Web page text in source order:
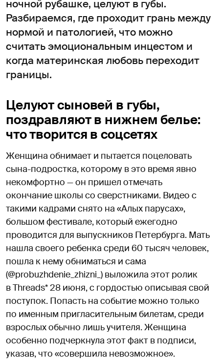
ночной рубашке, целуют в губы.
Разбираемся, где проходит грань между
нормой и патологией, что можно
считать эмоциональным инцестом и
когда материнская любовь переходит
границы.
Целуют сыновей в губы,
поздравляют в нижнем белье:
что творится в соцсетях
Женщина обнимает и пытается поцеловать
сына-подростка, которому в это время явно
некомфортно — он пришел отмечать
окончание школы со сверстниками. Видео с
такими кадрами снято на «Алых парусах»,
большом фестивале, который ежегодно
проводится для выпускников Петербурга. Мать
нашла своего ребенка среди 60 тысяч человек,
пошла к нему обниматься и сама
(@probuzhdenie_zhizni_) выложила этот ролик
в Threads* 28 июня, с гордостью описывая свой
поступок. Попасть на событие можно только
по именным пригласительным билетам, среди
взрослых обычно лишь учителя. Женщина
особенно подчеркнула этот факт в подписи,
указав, что «совершила невозможное».